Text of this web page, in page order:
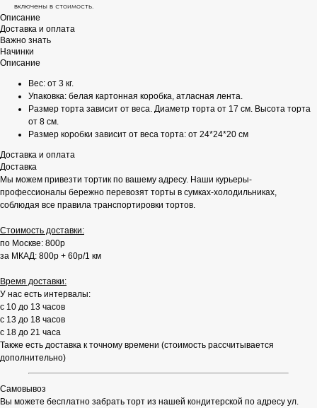
включены в стоимость.
Описание
Доставка и оплата
Важно знать
Начинки
Описание
Вес: от 3 кг.
Упаковка: белая картонная коробка, атласная лента.
Размер торта зависит от веса. Диаметр торта от 17 см. Высота торта
от 8 см.
Размер коробки зависит от веса торта: от 24*24*20 см
Доставка и оплата
Доставка
Мы можем привезти тортик по вашему адресу. Наши курьеры-
профессионалы бережно перевозят торты в сумках-холодильниках,
соблюдая все правила транспортировки тортов.
Стоимость доставки:
по Москве: 800р
за МКАД: 800р + 60р/1 км
Время доставки:
У нас есть интервалы:
с 10 до 13 часов
с 13 до 18 часов
с 18 до 21 часа
Также есть доставка к точному времени (стоимость рассчитывается
дополнительно)
Самовывоз
Вы можете бесплатно забрать торт из нашей кондитерской по адресу ул.